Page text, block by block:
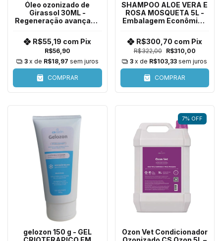
Óleo ozonizado de
Girassol 30ML -
Regeneração avançada
R$56,90
R$55,19 com Pix
3 x de R$18,97 sem juros
COMPRAR
SHAMPOO ALOE VERA E
ROSA MOSQUETA 5L -
Embalagem Econômica
R$322,00 R$310,00
R$300,70 com Pix
3 x de R$103,33 sem juros
COMPRAR
gelozon 150 g - GEL
7% OFF
Ozon Vet Condicionador